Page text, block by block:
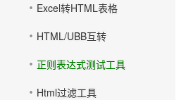
Excel转HTML表格
HTML/UBB互转
正则表达式测试工具
Html过滤工具